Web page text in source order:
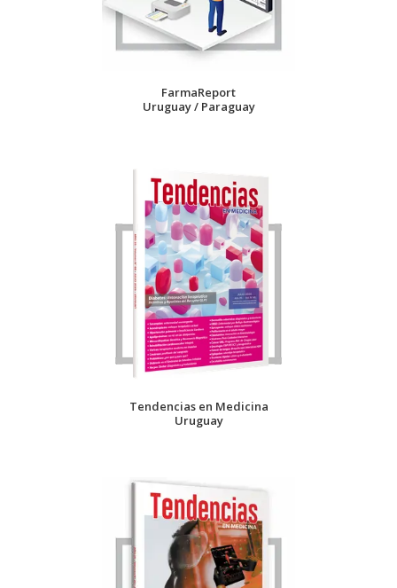
FarmaReport
Uruguay / Paraguay
Tendencias en Medicina
Uruguay